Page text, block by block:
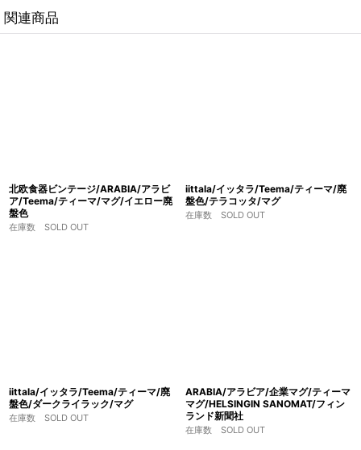
関連商品
北欧食器ビンテージ/ARABIA/アラビ
ア/Teema/ティーマ/マグ/イエロー廃
盤色
在庫数 SOLD OUT
iittala/イッタラ/Teema/ティーマ/廃
盤色/テラコッタ/マグ
在庫数 SOLD OUT
iittala/イッタラ/Teema/ティーマ/廃
盤色/ダークライラック/マグ
在庫数 SOLD OUT
ARABIA/アラビア/企業マグ/ティーマ
マグ/HELSINGIN SANOMAT/フィン
ランド新聞社
在庫数 SOLD OUT